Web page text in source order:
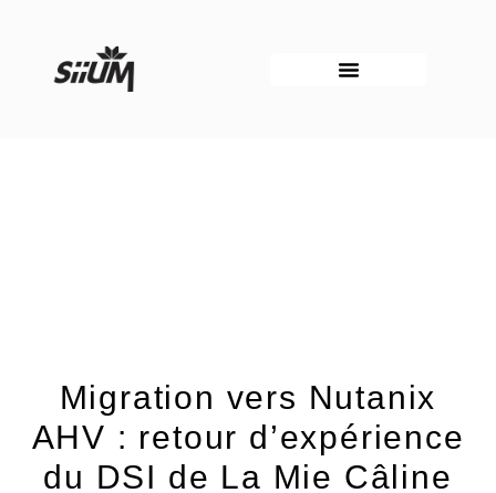
contenu
Migration vers Nutanix
AHV : retour d’expérience
du DSI de La Mie Câline